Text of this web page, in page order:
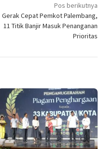
Pos berikutnya
Gerak Cepat Pemkot Palembang,
11 Titik Banjir Masuk Penanganan
Prioritas